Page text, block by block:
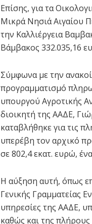
Επίσης, για τα
Μικρά Νησιά Αιγαίου
την Καλλιέργεια
Βάμβακος 332.035,16
Σύμφωνα με την
προγραμματισμό
υπουργού Αγροτικής
διοικητή της ΑΑΔΕ,
καταβλήθηκε για τις
υπερέβη τον αρχικό
σε 802,4 εκατ. ευρώ,
Η αύξηση αυτή, όπως
Γενικής Γραμματείας
υπηρεσίες της ΑΑΔΕ,
καθώς και της